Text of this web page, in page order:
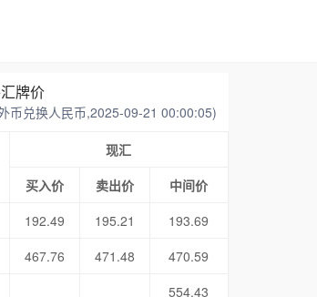
牌价
币兑换人民币,2025-09-21 00:00:05)
现汇
买入价
卖出价
中间价
192.49 195.21
193.69
467.76 471.48
470.59
554.43